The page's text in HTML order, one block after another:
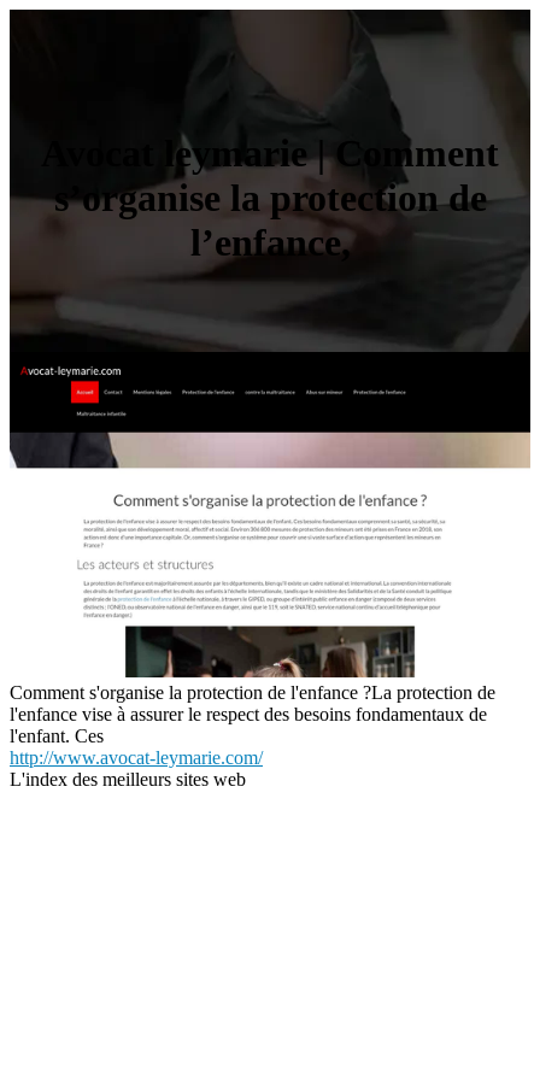
Avocat leymarie | Comment
s’organise la protection de
l’enfance,
Comment s'organise la protection de l'enfance ?La protection de
l'enfance vise à assurer le respect des besoins fondamentaux de
l'enfant. Ces
http://www.avocat-leymarie.com/
L'index des meilleurs sites web